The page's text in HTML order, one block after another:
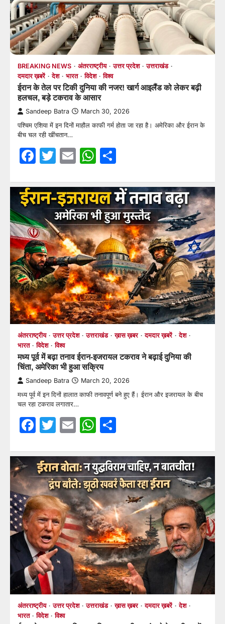
BREAKING NEWS अंतरराष्ट्रीय उत्तर प्रदेश
उत्तराखंड
दमदार ख़बरें
देश भारत विदेश विश्व
ईरान के तेल पर टिकी दुनिया की नजर! खार्ग आइलैंड को लेकर बढ़ी
हलचल, बड़े टकराव के आसार
Sandeep Batra March 30, 2026
पश्चिम एशिया में इन दिनों माहौल काफी गर्म होता जा रहा है। अमेरिका और ईरान के
बीच चल रही खींचतान…
Facebook
Twitter
EmailWhatsApp
अंतरराष्ट्रीय उत्तर प्रदेश उत्तराखंड ख़ास ख़बर दमदार ख़बरें
देश
भारत
विदेश विश्व
मध्य पूर्व में बढ़ा तनाव ईरान-इजरायल टकराव ने बढ़ाई दुनिया की
चिंता, अमेरिका भी हुआ सक्रिय
Sandeep Batra March 20, 2026
मध्य पूर्व में इन दिनों हालात काफी तनावपूर्ण बने हुए हैं। ईरान और इजरायल के बीच
चल रहा टकराव लगातार…
Facebook
Twitter
EmailWhatsApp
अंतरराष्ट्रीय उत्तर प्रदेश उत्तराखंड ख़ास ख़बर दमदार ख़बरें
देश
भारत
विदेश विश्व